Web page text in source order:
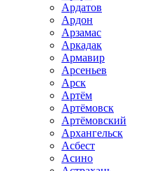
Ардатов
Ардон
Арзамас
Аркадак
Армавир
Арсеньев
Арск
Артём
Артёмовск
Артёмовский
Архангельск
Асбест
Асино